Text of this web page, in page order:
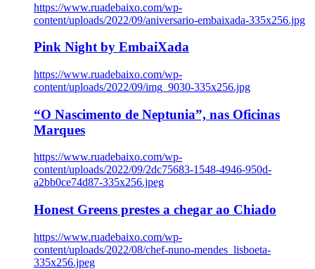
https://www.ruadebaixo.com/wp-
content/uploads/2022/09/aniversario-embaixada-335x256.jpg
Pink Night by EmbaiXada
https://www.ruadebaixo.com/wp-
content/uploads/2022/09/img_9030-335x256.jpg
“O Nascimento de Neptunia”, nas Oficinas
Marques
https://www.ruadebaixo.com/wp-
content/uploads/2022/09/2dc75683-1548-4946-950d-
a2bb0ce74d87-335x256.jpeg
Honest Greens prestes a chegar ao Chiado
https://www.ruadebaixo.com/wp-
content/uploads/2022/08/chef-nuno-mendes_lisboeta-
335x256.jpeg